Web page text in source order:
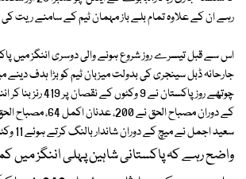
رہے ان کے علاوہ تمام بلے باز مہمان ٹیم کے سامنے ریت کی
اس سے قبل تیسرے روز شروع ہونے والی دوسری اننگز میں
جارحانہ ڈبل سینجری کی بدولت میزبان ٹیم کو بڑا ہدف دینے
چوتھے روز پاکستان نے 9
سعید اجمل نے میچ کے دوران شاندار بالنگ کرتے ہوئے 11 وکٹیں حاصل کیں۔
واضح رہے کہ پاکستانی شاہین پہلی اننگز میں